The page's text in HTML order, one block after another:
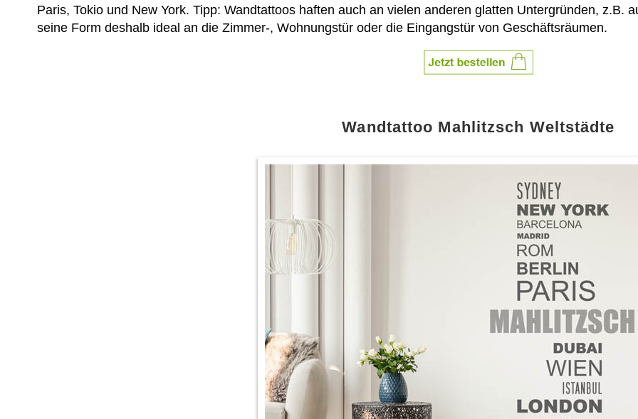
Paris, Tokio und New York. Tipp: Wandtattoos haften auch an vielen anderen glatten Untergründen, z.B.
seine Form deshalb ideal an die Zimmer-, Wohnungstür oder die Eingangstür von Geschäftsräumen.
Wandtattoo Mahlitzsch Weltstädte